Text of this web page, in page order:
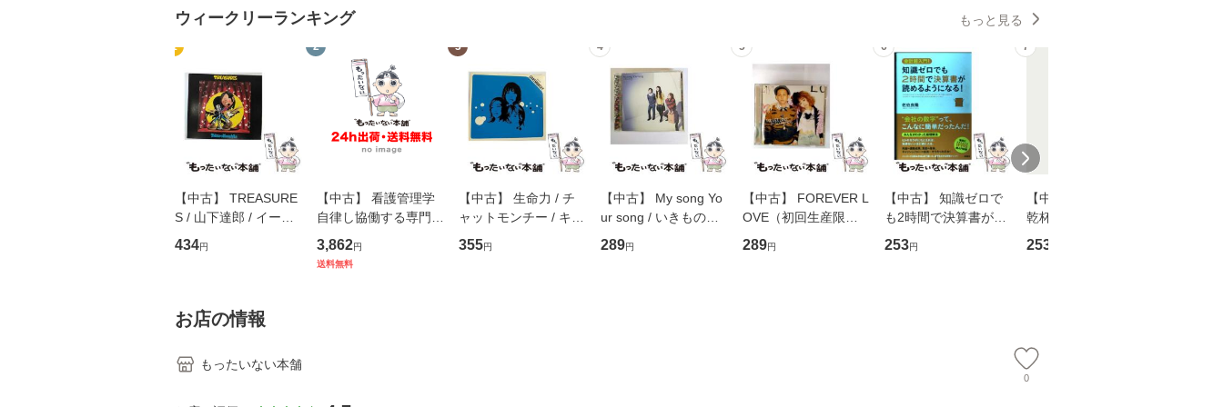
ウィークリーランキング もっと見る
1
【中古】 TREASURE
S / 山下達郎 / イース
トウエスト・ジャパン
[CD]【メール便送料無
434円
2
【中古】 看護管理学
自律し協働する専門職
の看護マネジメントス
キル 改訂第3版 (看護
3,862円
送料無料
3
【中古】 生命力 / チ
ャットモンチー / キュ
ーンレコード [CD]
【メール便送料無料】
355円
4
【中古】 My song Yo
ur song / いきものが
かり / [CD]【メール便
送料無料】
289円
5
【中古】 FOREVER L
OVE（初回生産限定
盤） / 清水翔太×加藤
ミリヤ / [CD]【メール
289円
6
【中古】 知識ゼロで
も2時間で決算書が読
めるようになる！ 会
計超入門！ / 佐伯 良
253円
7
【中古】 ウインクで
乾杯 (ノン・ポシェッ
ト) / 東野圭吾 / 祥伝
253
お店の情報
もったいない本舗
0